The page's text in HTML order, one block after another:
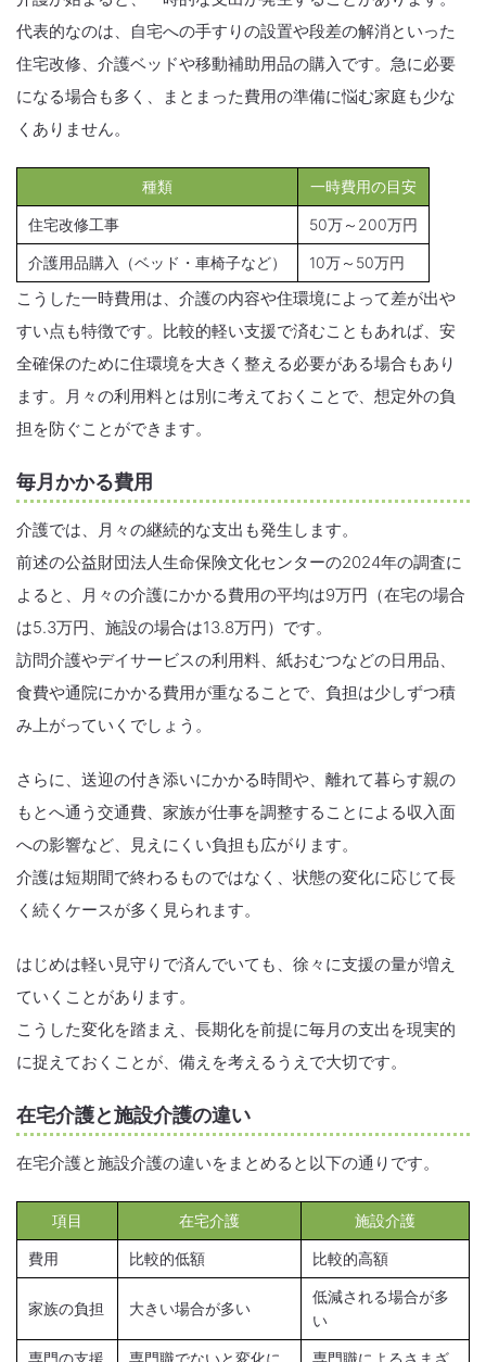
代表的なのは、自宅への手すりの設置や段差の解消といった
住宅改修、介護ベッドや移動補助用品の購入です。急に必要
になる場合も多く、まとまった費用の準備に悩む家庭も少な
くありません。
種類 一時費用の目安
住宅改修工事 50万～200万円
介護用品購入（ベッド・車椅子など） 10万～50万円
こうした一時費用は、介護の内容や住環境によって差が出や
すい点も特徴です。比較的軽い支援で済むこともあれば、安
全確保のために住環境を大きく整える必要がある場合もあり
ます。月々の利用料とは別に考えておくことで、想定外の負
担を防ぐことができます。
毎月かかる費用
介護では、月々の継続的な支出も発生します。
前述の公益財団法人生命保険文化センターの2024年の調査に
よると、月々の介護にかかる費用の平均は9万円（在宅の場合
は5.3万円、施設の場合は13.8万円）です。
訪問介護やデイサービスの利用料、紙おむつなどの日用品、
食費や通院にかかる費用が重なることで、負担は少しずつ積
み上がっていくでしょう。
さらに、送迎の付き添いにかかる時間や、離れて暮らす親の
もとへ通う交通費、家族が仕事を調整することによる収入面
への影響など、見えにくい負担も広がります。
介護は短期間で終わるものではなく、状態の変化に応じて長
く続くケースが多く見られます。
はじめは軽い見守りで済んでいても、徐々に支援の量が増え
ていくことがあります。
こうした変化を踏まえ、長期化を前提に毎月の支出を現実的
に捉えておくことが、備えを考えるうえで大切です。
在宅介護と施設介護の違い
在宅介護と施設介護の違いをまとめると以下の通りです。
項目 在宅介護 施設介護
費用 比較的低額 比較的高額
家族の負担 大きい場合が多い
低減される場合が多
い